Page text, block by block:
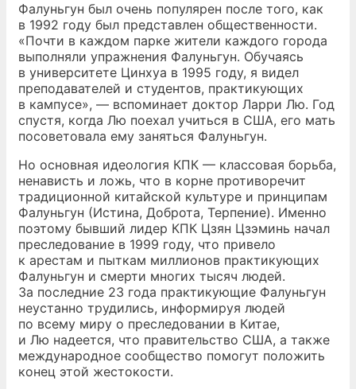
Фалуньгун был очень популярен после того, как
в 1992 году был представлен общественности.
«Почти в каждом парке жители каждого города
выполняли упражнения Фалуньгун. Обучаясь
в университете Цинхуа в 1995 году, я видел
преподавателей и студентов, практикующих
в кампусе», — вспоминает доктор Ларри Лю. Год
спустя, когда Лю поехал учиться в США, его мать
посоветовала ему заняться Фалуньгун.
Но основная идеология КПК — классовая борьба,
ненависть и ложь, что в корне противоречит
традиционной китайской культуре и принципам
Фалуньгун (Истина, Доброта, Терпение). Именно
поэтому бывший лидер КПК Цзян Цзэминь начал
преследование в 1999 году, что привело
к арестам и пыткам миллионов практикующих
Фалуньгун и смерти многих тысяч людей.
За последние 23 года практикующие Фалуньгун
неустанно трудились, информируя людей
по всему миру о преследовании в Китае,
и Лю надеется, что правительство США, а также
международное сообщество помогут положить
конец этой жестокости.